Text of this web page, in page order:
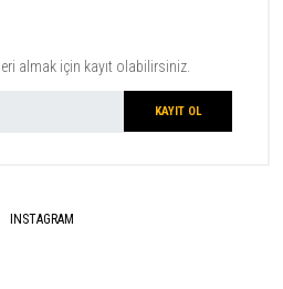
almak için kayıt olabilirsiniz.
INSTAGRAM